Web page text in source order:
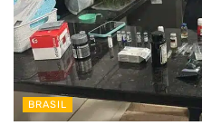
BRASIL